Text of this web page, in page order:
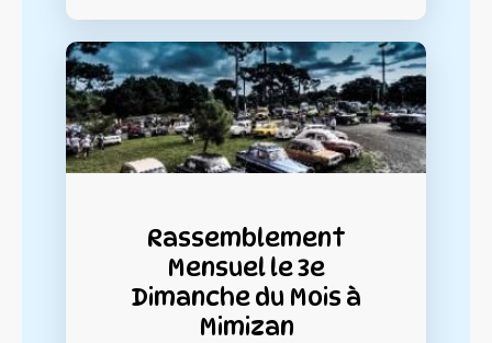
Rassemblement
Mensuel le 3e
Dimanche du Mois à
Mimizan